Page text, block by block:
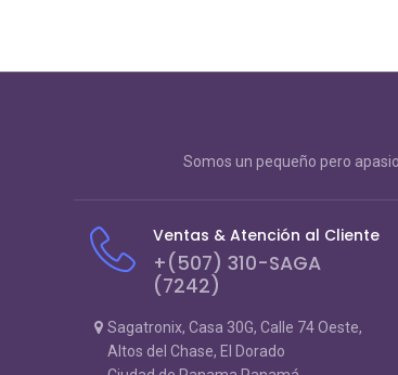
Somos un pequeño pero
Ventas & Atención al Cliente
+(507) 310-SAGA
(7242)
Sagatronix, Casa 30G, Calle 74 Oeste,
Altos del Chase, El Dorado